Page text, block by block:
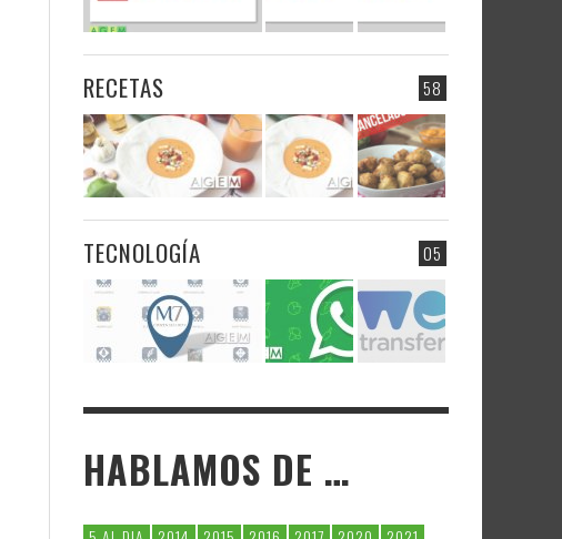
58
RECETAS
05
TECNOLOGÍA
HABLAMOS DE …